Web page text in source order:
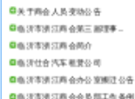
关于商会人员变动公告
临沂市浙江商会第三届理事...
临沂市浙江商会简介
临沂仕合汽车租赁公司
临沂市浙江商会办公室搬迁公告
临沂市浙江商会会员部工作条例